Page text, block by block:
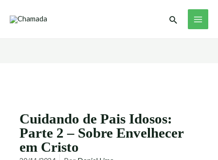
para
Pesquisar
Cuidando de Pais Idosos:
Parte 2 – Sobre Envelhecer
em Cristo